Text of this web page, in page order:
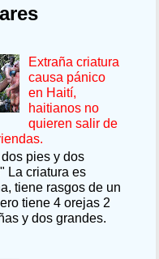
Extraña criatura
causa pánico
en Haití,
haitianos no
quieren salir de
pies y dos
La criatura es
tiene rasgos de un
tiene 4 orejas 2
y dos grandes.